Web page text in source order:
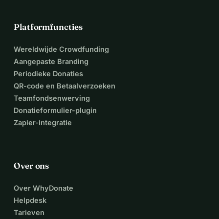
vergoeding
technologie
Creatie van nieuwe werkgelegenheid in de recyclingsector
Samen kunnen we iets bereiken! Jouw ondersteuning
maakt het verschil bedankt dat je meedoet!
Platformfuncties
Wereldwijde Crowdfunding
Aangepaste Branding
Periodieke Donaties
QR-code en Betaalverzoeken
Teamfondsenwerving
Donatieformulier-plugin
Zapier-integratie
Over ons
Over WhyDonate
Helpdesk
Tarieven